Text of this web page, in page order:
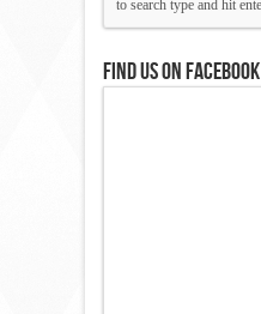
Find us on Facebook